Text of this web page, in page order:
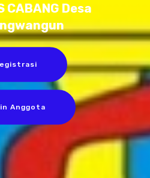
CABANG Desa
Anggota